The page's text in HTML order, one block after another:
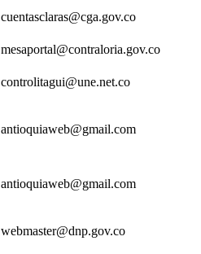
cuentasclaras@cga.gov.co
mesaportal@contraloria.gov.co
controlitagui@une.net.co
antioquiaweb@gmail.com
antioquiaweb@gmail.com
webmaster@dnp.gov.co